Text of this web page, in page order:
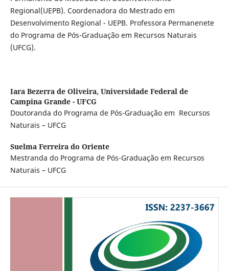
Regional(UEPB). Coordenadora do Mestrado em
Desenvolvimento Regional - UEPB. Professora Permanenete
do Programa de Pós-Graduação em Recursos Naturais
(UFCG).
Iara Bezerra de Oliveira, Universidade Federal de
Campina Grande - UFCG
Doutoranda do Programa de Pós-Graduação em Recursos
Naturais – UFCG
Suelma Ferreira do Oriente
Mestranda do Programa de Pós-Graduação em Recursos
Naturais – UFCG